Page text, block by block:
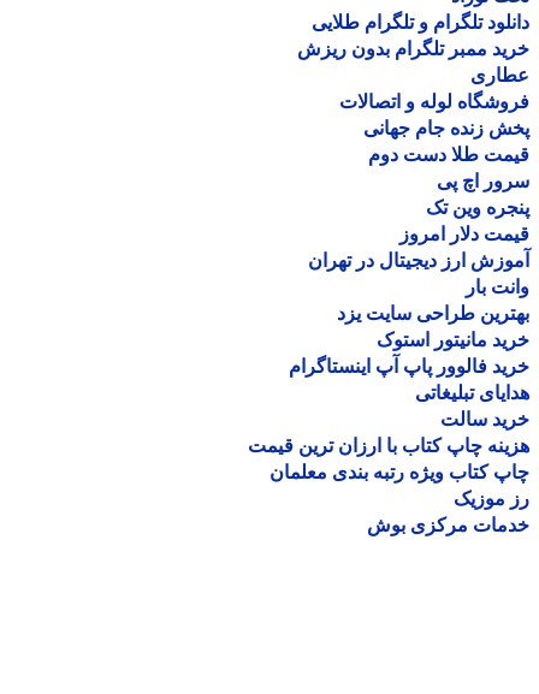
تلگرام و تلگرام طلایی
ممبر تلگرام بدون ریزش
لوله و اتصالات
زنده جام جهانی
طلا دست دوم
اچ پی
وین تک
دلار امروز
ارز دیجیتال در تهران
بار
طراحی سایت یزد
مانیتور استوک
فالوور پاپ آپ اینستاگرام
تبلیغاتی
سالت
چاپ کتاب با ارزان ترین قیمت
کتاب ویژه رتبه بندی معلمان
موزیک
مرکزی بوش